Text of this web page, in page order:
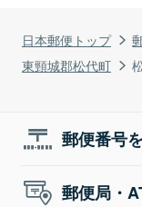
日本郵便トップ
東頸城郡松代町
郵便番号
郵便局・